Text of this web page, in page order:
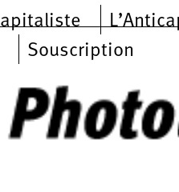
Souscription